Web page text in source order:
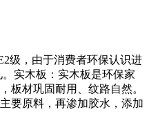
级，由于消费者环保认识进
实木板：实木板是环保家
板材巩固耐用、纹路自然。
要原料，再渗加胶水，添加